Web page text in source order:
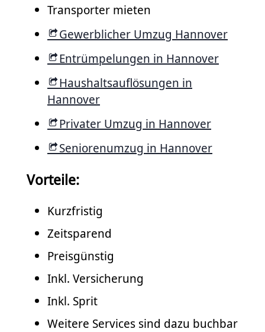
Transporter mieten
Gewerblicher Umzug Hannover
Entrümpelungen in Hannover
Haushaltsauflösungen in
Hannover
Privater Umzug in Hannover
Seniorenumzug in Hannover
Vorteile:
Kurzfristig
Zeit­spa­rend
Preisgünstig
Inkl. Versicherung
Inkl. Sprit
Weitere Services sind dazu buchbar